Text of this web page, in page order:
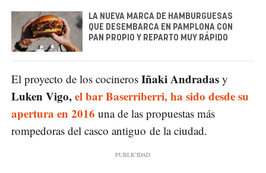
LA NUEVA MARCA DE HAMBURGUESAS
QUE DESEMBARCA EN PAMPLONA CON
PAN PROPIO Y REPARTO MUY RÁPIDO
El proyecto de los cocineros Iñaki Andradas y
Luken Vigo,el bar Baserriberri, ha sido desde su
apertura en 2016 una de las propuestas más
rompedoras del casco antiguo de la ciudad.